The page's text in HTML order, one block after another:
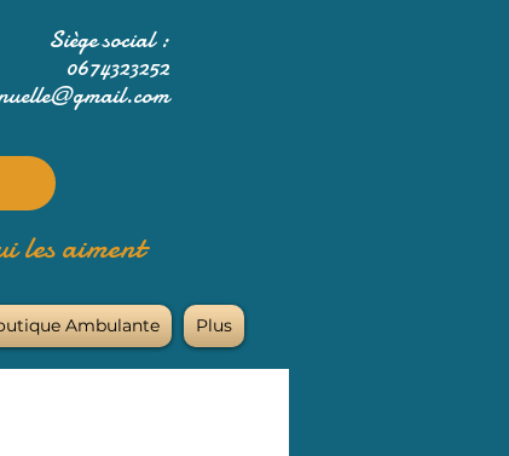
Siège social :
0674323252
les aiment
Ambulante Plus